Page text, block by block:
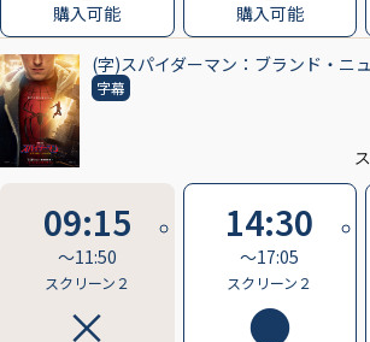
購入可能 購入可能
(字)スパイダーマン：ブランド・ニ
字幕
09:15
〜11:50
スクリーン２
14:30
〜17:05
スクリーン２